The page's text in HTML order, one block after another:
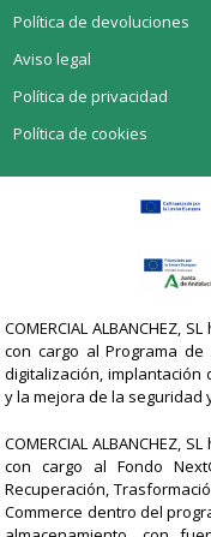
Política de devoluciones
Aviso legal
Política de privacidad
Política de cookies
COMERCIAL ALBANCHEZ,
con cargo al Programa
digitalización,
y la mejora de la seguridad
COMERCIAL ALBANCHEZ,
con cargo al Fondo
Recuperación,
Commerce dentro del